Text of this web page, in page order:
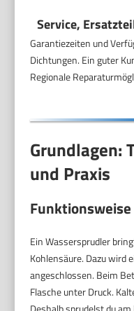
Service,
Garantiezeiten und
Dichtungen. Ein guter
Regionale
Grundlagen:
und Praxis
Funktionsweise
Ein Wassersprudler
Kohlensäure. Dazu wird
angeschlossen. Beim
Flasche unter Druck.